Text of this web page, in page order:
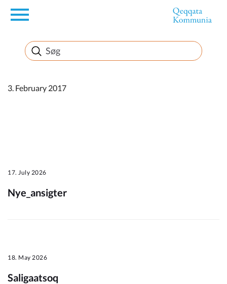
en
Borger
Erhverv
3. February 2017
17. July 2026
Nye_ansigter
18. May 2026
Saligaatsoq